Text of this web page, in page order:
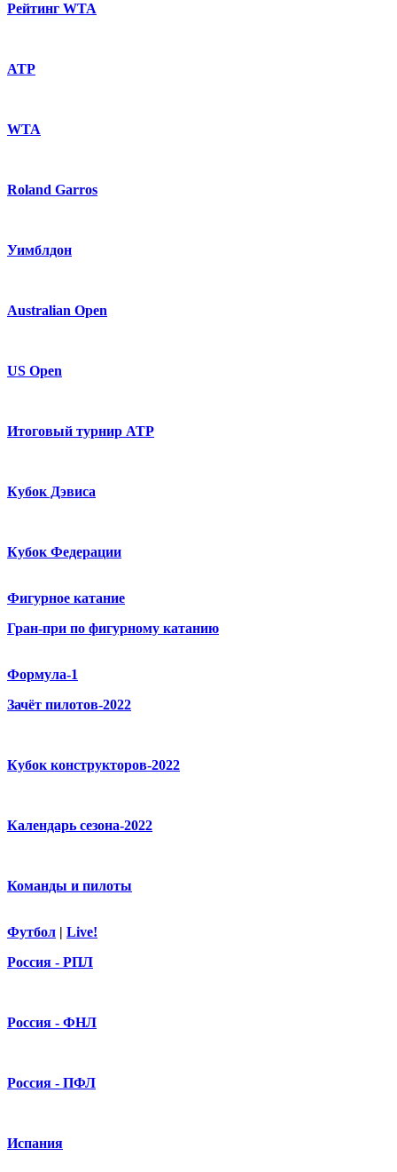
Рейтинг WTA
ATP
WTA
Roland Garros
Уимблдон
Australian Open
US Open
Итоговый турнир ATP
Кубок Дэвиса
Кубок Федерации
Фигурное катание
Гран-при по фигурному катанию
Формула-1
Зачёт пилотов-2022
Кубок конструкторов-2022
Календарь сезона-2022
Команды и пилоты
Футбол | Live!
Россия - РПЛ
Россия - ФНЛ
Россия - ПФЛ
Испания